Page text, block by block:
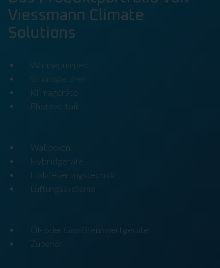
Viessmann Climate
Solutions
Wärmepumpen
Stromspeicher
Klimageräte
Photovoltaik
Wallboxen
Hybridgeräte
Holzfeuerungstechnik
Lüftungssysteme
Öl- oder Gas-Brennwertgeräte
Zubehör